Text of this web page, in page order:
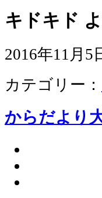
キドキド
2016年11月5
カテゴリー：
からだより